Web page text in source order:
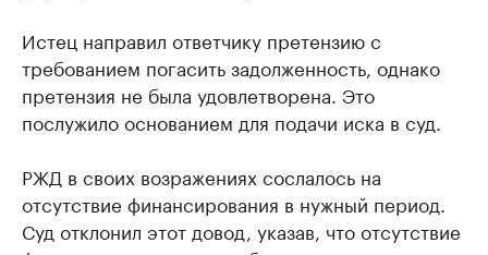
Истец направил ответчику претензию с
требованием погасить задолженность, однако
претензия не была удовлетворена. Это
послужило основанием для подачи иска в суд.
РЖД в своих возражениях сослалось на
отсутствие финансирования в нужный период.
Суд отклонил этот довод, указав, что отсутствие